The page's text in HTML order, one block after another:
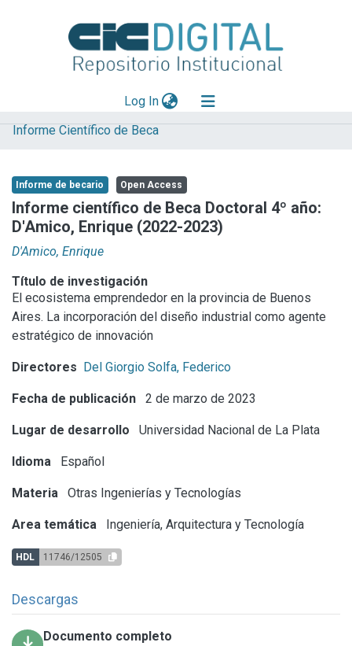
Log In(current)
Explorar
Aportar material
Statistics
Informe Científico de Beca
Informe de becario Open Access
Informe científico de Beca Doctoral 4º año:
D'Amico, Enrique (2022-2023)
D'Amico, Enrique
Título de investigación
El ecosistema emprendedor en la provincia de Buenos
Aires. La incorporación del diseño industrial como agente
estratégico de innovación
Directores Del Giorgio Solfa, Federico
Fecha de publicación 2 de marzo de 2023
Lugar de desarrollo Universidad Nacional de La Plata
Idioma Español
Materia Otras Ingenierías y Tecnologías
Area temática Ingeniería, Arquitectura y Tecnología
HDL 11746/12505
Descargas
Documento completo